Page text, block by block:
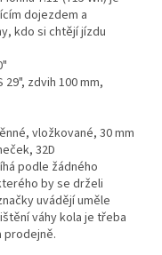
dojezdem a
kdo si chtějí jízdu
29", zdvih 100 mm,
vložkované, 30 mm
32D
podle žádného
by se drželi
uvádějí uměle
váhy kola je třeba
prodejně.